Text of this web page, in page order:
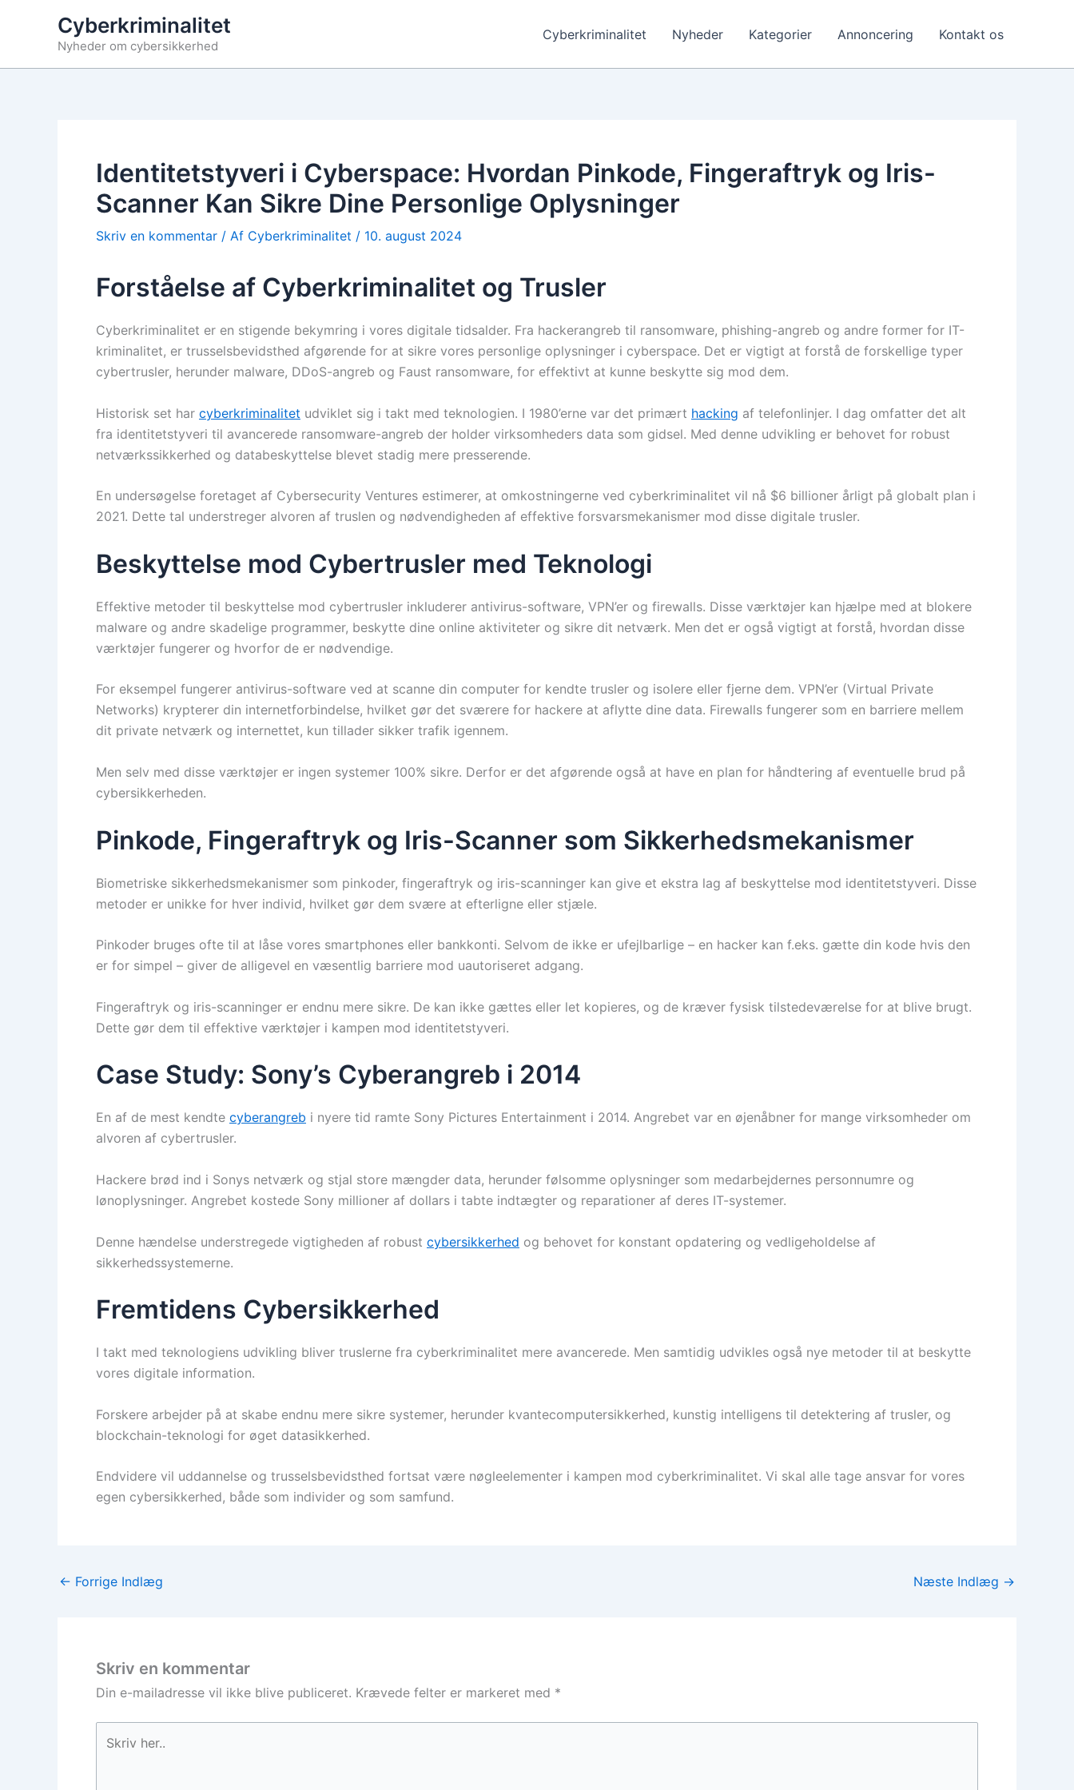
Cyberkriminalitet
Nyheder om cybersikkerhed
Cyberkriminalitet Nyheder Kategorier Annoncering Kontakt os
Identitetstyveri i Cyberspace: Hvordan Pinkode, Fingeraftryk og Iris-
Scanner Kan Sikre Dine Personlige Oplysninger
Skriv en kommentar / Af Cyberkriminalitet / 10. august 2024
Forståelse af Cyberkriminalitet og Trusler
Cyberkriminalitet er en stigende bekymring i vores digitale tidsalder. Fra hackerangreb til ransomware, phishing-angreb og andre former for IT-
kriminalitet, er trusselsbevidsthed afgørende for at sikre vores personlige oplysninger i cyberspace. Det er vigtigt at forstå de forskellige typer
cybertrusler, herunder malware, DDoS-angreb og Faust ransomware, for effektivt at kunne beskytte sig mod dem.
Historisk set har cyberkriminalitet udviklet sig i takt med teknologien. I 1980’erne var det primært hacking af telefonlinjer. I dag omfatter det alt
fra identitetstyveri til avancerede ransomware-angreb der holder virksomheders data som gidsel. Med denne udvikling er behovet for robust
netværkssikkerhed og databeskyttelse blevet stadig mere presserende.
En undersøgelse foretaget af Cybersecurity Ventures estimerer, at omkostningerne ved cyberkriminalitet vil nå $6 billioner årligt på globalt plan i
2021. Dette tal understreger alvoren af truslen og nødvendigheden af effektive forsvarsmekanismer mod disse digitale trusler.
Beskyttelse mod Cybertrusler med Teknologi
Effektive metoder til beskyttelse mod cybertrusler inkluderer antivirus-software, VPN’er og firewalls. Disse værktøjer kan hjælpe med at blokere
malware og andre skadelige programmer, beskytte dine online aktiviteter og sikre dit netværk. Men det er også vigtigt at forstå, hvordan disse
værktøjer fungerer og hvorfor de er nødvendige.
For eksempel fungerer antivirus-software ved at scanne din computer for kendte trusler og isolere eller fjerne dem. VPN’er (Virtual Private
Networks) krypterer din internetforbindelse, hvilket gør det sværere for hackere at aflytte dine data. Firewalls fungerer som en barriere mellem
dit private netværk og internettet, kun tillader sikker trafik igennem.
Men selv med disse værktøjer er ingen systemer 100% sikre. Derfor er det afgørende også at have en plan for håndtering af eventuelle brud på
cybersikkerheden.
Pinkode, Fingeraftryk og Iris-Scanner som Sikkerhedsmekanismer
Biometriske sikkerhedsmekanismer som pinkoder, fingeraftryk og iris-scanninger kan give et ekstra lag af beskyttelse mod identitetstyveri. Disse
metoder er unikke for hver individ, hvilket gør dem svære at efterligne eller stjæle.
Pinkoder bruges ofte til at låse vores smartphones eller bankkonti. Selvom de ikke er ufejlbarlige – en hacker kan f.eks. gætte din kode hvis den
er for simpel – giver de alligevel en væsentlig barriere mod uautoriseret adgang.
Fingeraftryk og iris-scanninger er endnu mere sikre. De kan ikke gættes eller let kopieres, og de kræver fysisk tilstedeværelse for at blive brugt.
Dette gør dem til effektive værktøjer i kampen mod identitetstyveri.
Case Study: Sony’s Cyberangreb i 2014
En af de mest kendte cyberangreb i nyere tid ramte Sony Pictures Entertainment i 2014. Angrebet var en øjenåbner for mange virksomheder om
alvoren af cybertrusler.
Hackere brød ind i Sonys netværk og stjal store mængder data, herunder følsomme oplysninger som medarbejdernes personnumre og
lønoplysninger. Angrebet kostede Sony millioner af dollars i tabte indtægter og reparationer af deres IT-systemer.
Denne hændelse understregede vigtigheden af robust cybersikkerhed og behovet for konstant opdatering og vedligeholdelse af
sikkerhedssystemerne.
Fremtidens Cybersikkerhed
I takt med teknologiens udvikling bliver truslerne fra cyberkriminalitet mere avancerede. Men samtidig udvikles også nye metoder til at beskytte
vores digitale information.
Forskere arbejder på at skabe endnu mere sikre systemer, herunder kvantecomputersikkerhed, kunstig intelligens til detektering af trusler, og
blockchain-teknologi for øget datasikkerhed.
Endvidere vil uddannelse og trusselsbevidsthed fortsat være nøgleelementer i kampen mod cyberkriminalitet. Vi skal alle tage ansvar for vores
egen cybersikkerhed, både som individer og som samfund.
← Forrige Indlæg Næste Indlæg →
Skriv en kommentar
Din e-mailadresse vil ikke blive publiceret. Krævede felter er markeret med *
her..